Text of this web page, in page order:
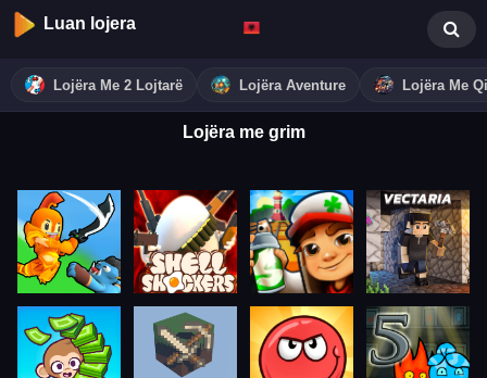
Luan lojera
Lojëra Me 2 Lojtarë Lojëra Aventure Lojëra Me
Lojëra me grim